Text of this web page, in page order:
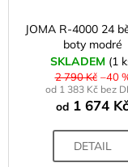
JOMA R-4000 24
boty modré
SKLADEM (1
2 790 Kč –40
od 1 383 Kč bez
od 1 674 Kč
DETAIL